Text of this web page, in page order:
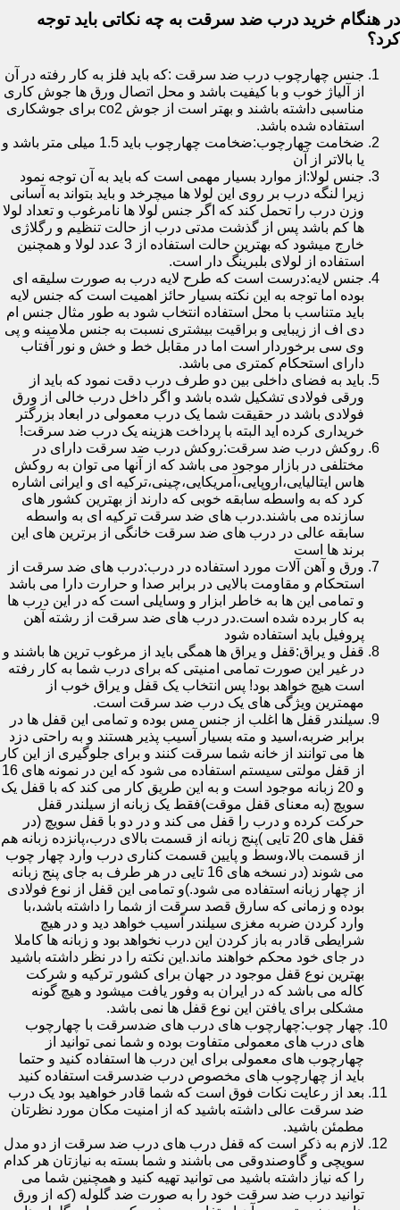
در هنگام خرید درب ضد سرقت به چه نکاتی باید توجه
کرد؟
جنس چهارچوب درب ضد سرقت :که باید فلز به کار رفته در آن
از آلیاژ خوب و با کیفیت باشد و محل اتصال ورق ها جوش کاری
مناسبی داشته باشند و بهتر است از جوش co2 برای جوشکاری
استفاده شده باشد.
ضخامت چهارچوب:ضخامت چهارچوب باید 1.5 میلی متر باشد و
یا بالاتر از آن
جنس لولا:از موارد بسیار مهمی است که باید به آن توجه نمود
زیرا لنگه درب بر روی این لولا ها میچرخد و باید بتواند به آسانی
وزن درب را تحمل کند که اگر جنس لولا ها نامرغوب و تعداد لولا
ها کم باشد پس از گذشت مدتی درب از حالت تنظیم و رگلاژی
خارج میشود که بهترین حالت استفاده از 3 عدد لولا و همچنین
استفاده از لولای بلبرینگ دار است.
جنس لایه:درست است که طرح لایه درب به صورت سلیقه ای
بوده اما توجه به این نکته بسیار حائز اهمیت است که جنس لایه
باید متناسب با محل استفاده انتخاب شود به طور مثال جنس ام
دی اف از زیبایی و براقیت بیشتری نسبت به جنس ملامینه و پی
وی سی برخوردار است اما در مقابل خط و خش و نور آفتاب
دارای استحکام کمتری می باشد.
باید به فضای داخلی بین دو طرف درب دقت نمود که باید از
ورقی فولادی تشکیل شده باشد و اگر داخل درب خالی از ورق
فولادی باشد در حقیقت شما یک درب معمولی در ابعاد بزرگتر
خریداری کرده اید البته با پرداخت هزینه یک درب ضد سرقت!
روکش درب ضد سرقت:روکش درب ضد سرقت دارای در
مختلفی در بازار موجود می باشد که از آنها می توان به روکش
هاس ایتالیایی،اروپایی،آمریکایی،چینی،ترکیه ای و ایرانی اشاره
کرد که به واسطه سابقه خوبی که دارند از بهترین کشور های
سازنده می باشند.درب های ضد سرقت ترکیه ای به واسطه
سابقه عالی در درب های ضد سرقت خانگی از برترین های این
برند ها است
ورق و آهن آلات مورد استفاده در درب:درب های ضد سرقت از
استحکام و مقاومت بالایی در برابر صدا و حرارت دارا می باشد
و تمامی این ها به خاطر ابزار و وسایلی است که در این درب ها
به کار برده شده است.در درب های ضد سرقت از رشته آهن
پروفیل باید استفاده شود
قفل و یراق:قفل و یراق ها همگی باید از مرغوب ترین ها باشند و
در غیر این صورت تمامی امنیتی که برای درب شما به کار رفته
است هیچ خواهد بود! پس انتخاب یک قفل و یراق خوب از
مهمترین ویژگی های یک درب ضد سرقت است.
سیلندر قفل ها اغلب از جنس مس بوده و تمامی این قفل ها در
برابر ضربه،اسید و مته بسیار آسیب پذیر هستند و به راحتی دزد
ها می توانند از خانه شما سرقت کنند و برای جلوگیری از این کار
از قفل مولتی سیستم استفاده می شود که این در نمونه های 16
و 20 زبانه موجود است و به این طریق کار می کند که با قفل یک
سویچ (به معنای قفل موقت)فقط یک زبانه از سیلندر قفل
حرکت کرده و درب را قفل می کند و در دو با قفل سویچ (در
قفل های 20 تایی )پنج زبانه از قسمت بالای درب،پانزده زبانه هم
از قسمت بالا،وسط و پایین قسمت کناری درب وارد چهار چوب
می شوند (در نسخه های 16 تایی در هر طرف به جای پنج زبانه
از چهار زبانه استفاده می شود.)و تمامی این قفل از نوع فولادی
بوده و زمانی که سارق قصد سرقت از شما را داشته باشد،با
وارد کردن ضربه مغزی سیلندر آسیب خواهد دید و در هیچ
شرایطی قادر به باز کردن این درب نخواهد بود و زبانه ها کاملا
در جای خود محکم خواهند ماند.این نکته را در نظر داشته باشید
بهترین نوع قفل موجود در جهان برای کشور ترکیه و شرکت
کاله می باشد که در ایران به وفور یافت میشود و هیچ گونه
مشکلی برای یافتن این نوع قفل ها نمی باشد.
چهار چوب:چهارچوب های درب های ضدسرقت با چهارچوب
های درب های معمولی متفاوت بوده و شما نمی توانید از
چهارچوب های معمولی برای این درب ها استفاده کنید و حتما
باید از چهارچوب های مخصوص درب ضدسرقت استفاده کنید
بعد از رعایت نکات فوق است که شما قادر خواهید بود یک درب
ضد سرقت عالی داشته باشید که از امنیت مکان مورد نظرتان
مطمئن باشید.
لازم به ذکر است که قفل درب های درب ضد سرقت از دو مدل
سویچی و گاوصندوقی می باشند و شما بسته به نیازتان هر کدام
را که نیاز داشته باشید می توانید تهیه کنید و همچنین شما می
توانید درب ضد سرقت خود را به صورت ضد گلوله (که از ورق